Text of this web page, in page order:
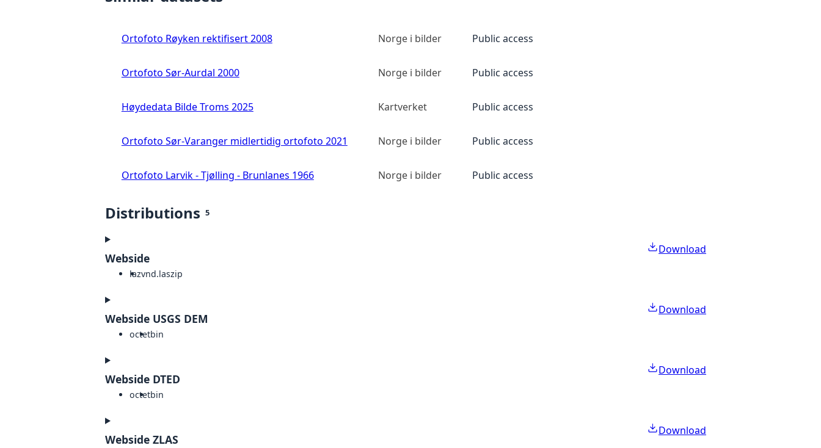
Ortofoto Røyken rektifisert 2008 Norge i bilder Public access
Ortofoto Sør-Aurdal 2000 Norge i bilder Public access
Høydedata Bilde Troms 2025 Kartverket Public access
Ortofoto Sør-Varanger midlertidig ortofoto 2021 Norge i bilder Public access
Ortofoto Larvik - Tjølling - Brunlanes 1966 Norge i bilder Public access
Distributions 5
Webside
lazvnd.laszip
Download
Webside USGS DEM
octetbin
Download
Webside DTED
octetbin
Download
Webside ZLAS
Download